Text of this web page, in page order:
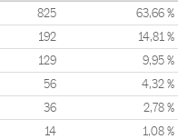
825 63,66 %
192 14,81 %
129 9,95 %
56 4,32 %
36 2,78 %
14 1,08 %